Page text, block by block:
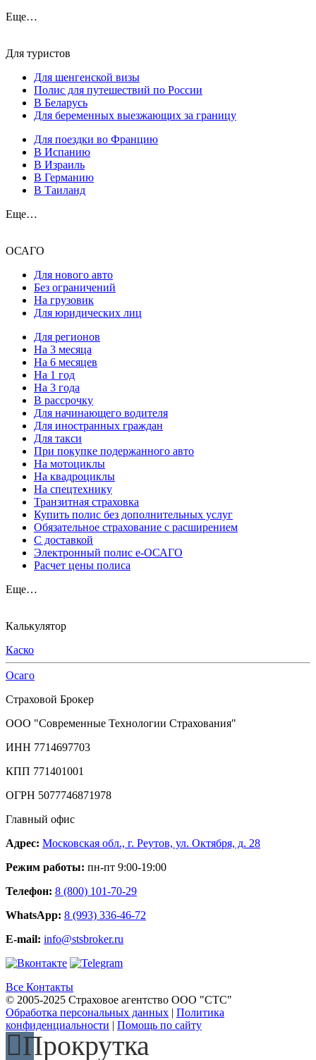
Еще…
Для туристов
Для шенгенской визы
Полис для путешествий по России
В Беларусь
Для беременных выезжающих за границу
Для поездки во Францию
В Испанию
В Израиль
В Германию
В Таиланд
Еще…
ОСАГО
Для нового авто
Без ограничений
На грузовик
Для юридических лиц
Для регионов
На 3 месяца
На 6 месяцев
На 1 год
На 3 года
В рассрочку
Для начинающего водителя
Для иностранных граждан
Для такси
При покупке подержанного авто
На мотоциклы
На квадроциклы
На спецтехнику
Транзитная страховка
Купить полис без дополнительных услуг
Обязательное страхование с расширением
С доставкой
Электронный полис е-ОСАГО
Расчет цены полиса
Еще…
Калькулятор
Каско
Осаго
Страховой Брокер
ООО "Современные Технологии Страхования"
ИНН 7714697703
КПП 771401001
ОГРН 5077746871978
Главный офис
Адрес: Московская обл., г. Реутов, ул. Октября, д. 28
Режим работы: пн-пт 9:00-19:00
Телефон: 8 (800) 101-70-29
WhatsApp: 8 (993) 336-46-72
E-mail: info@stsbroker.ru
Все Контакты
© 2005-2025 Страховое агентство ООО "СТС"
Обработка персональных данных
Политика
конфиденциальности
Помощь по сайту
Прокрутка